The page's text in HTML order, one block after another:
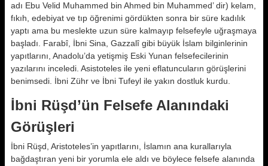
adı Ebu Velid Muhammed bin Ahmed bin Muhammed’ dir) kelam,
fıkıh, edebiyat ve tıp öğre­nimi gördükten sonra bir süre kadılık
yaptı ama bu meslekte uzun süre kal­mayıp felsefeyle uğraşmaya
başladı. Farabî, İbni Sina, Gazzalî gibi büyük İslam bilginlerinin
yapıtlarını, Anado­lu’da yetişmiş Eski Yunan felsefecilerinin
yazılarını inceledi. Asistoteles ile yeni eflatuncuların görüşlerini
be­nimsedi. İbni Zühr ve İbni Tufeyl ile yakın dostluk kurdu.
İbni Rüşd’ün Felsefe Alanındaki
Görüşleri
İbni Rüşd, Aristoteles’in yapıtlarını, İslamın ana kurallarıyla
bağdaştıran yeni bir yorumla ele aldı ve böylece felsefe alanında